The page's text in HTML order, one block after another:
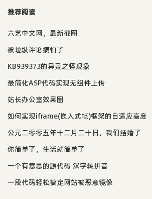
推荐阅读
六艺中文网，最新截图
被垃圾评论搞怕了
KB939373的异灵之怪现象
最简化ASP代码实现无组件上传
站长办公室效果图
如何实现iframe(嵌入式帧)框架的自适应高度
公元二零零五年十二月二十日，我们结婚了
你简单了，生活就简单了
一个有意思的源代码 汉字转拼音
一段代码轻松搞定网站被恶意镜像